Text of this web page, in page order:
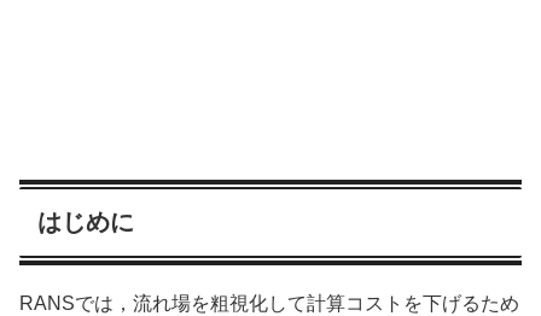
はじめに
RANSでは，流れ場を粗視化して計算コストを下げるため